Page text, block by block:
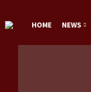
HOME NEWS